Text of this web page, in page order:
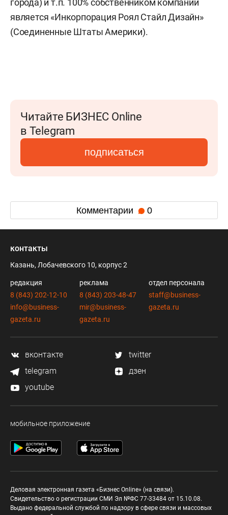
города) и т.п. 100% собственником компании
является «Инкорпорация Роял Стайл Дизайн»
(Соединенные Штаты Америки).
Читайте БИЗНЕС Online
в Telegram
подписаться
Комментарии 0
контакты
Казань, Лобачевского 10, корпус 2
редакция
8 (843) 202-12-10
info@business-
gazeta.ru
реклама
8 (843) 203-48-47
mir@business-
gazeta.ru
отдел персонала
staff@business-
gazeta.ru
вконтакте
twitter
telegram
дзен
youtube
мобильное приложение
Деловая электронная газета «Бизнес Online» (на связи).
Свидетельство о регистрации СМИ Эл №ФС 77-33484 от 15.10.08.
Выдано федеральной службой по надзору в сфере связи и массовых